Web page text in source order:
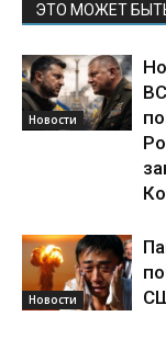
ЭТО МОЖЕТ
Новости
Новости